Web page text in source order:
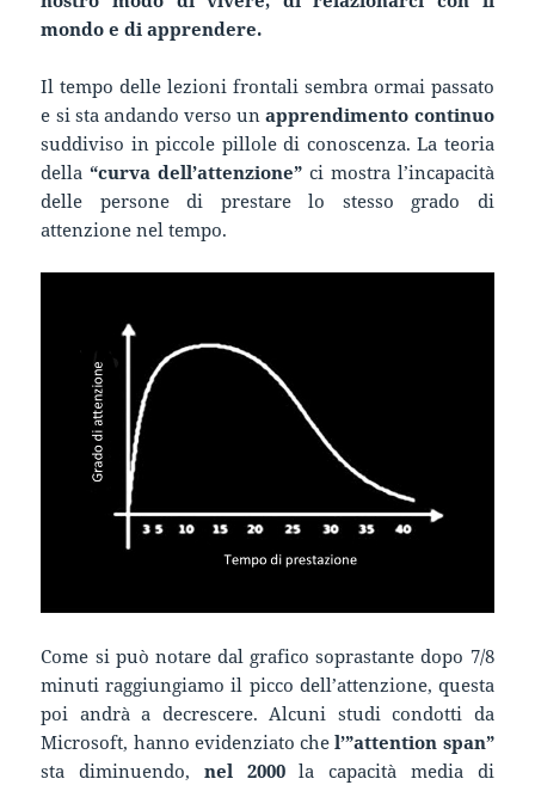
mondo e di apprendere.
Il tempo delle lezioni frontali sembra ormai passato
e si sta andando verso unapprendimento continuo
suddiviso in piccole pillole di conoscenza. La teoria
della“curva dell’attenzione” ci mostra l’incapacità
delle persone di prestare lo stesso grado di
attenzione nel tempo.
Come si può notare dal grafico soprastante dopo 7/8
minuti raggiungiamo il picco dell’attenzione, questa
poi andrà a decrescere. Alcuni studi condotti da
Microsoft, hanno evidenziato chel’”attention span”
sta diminuendo, nel 2000la capacità media di